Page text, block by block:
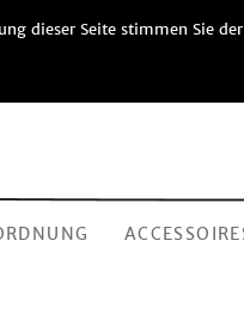
dieser Seite stimmen Sie